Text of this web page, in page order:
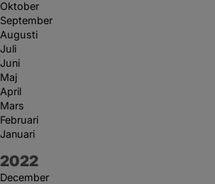
Oktober
September
Augusti
Juli
Juni
Maj
April
Mars
Februari
Januari
År:
2022
December